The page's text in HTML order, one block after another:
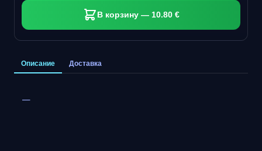
В корзину — 10.80 €
Описание Доставка
—